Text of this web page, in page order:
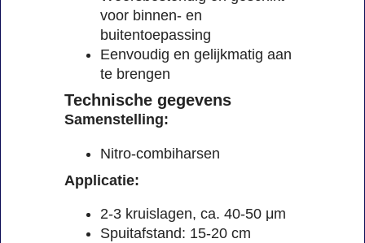
voor binnen- en
buitentoepassing
Eenvoudig en gelijkmatig aan
te brengen
Technische gegevens
Samenstelling:
Nitro-combiharsen
Applicatie:
2-3 kruislagen, ca. 40-50 μm
Spuitafstand: 15-20 cm